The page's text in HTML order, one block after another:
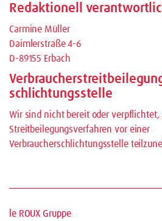
Redaktionell
Carmine Müller
Daimlerstraße 4-6
D-89155 Erbach
schlichtungs­stelle
Wir sind nicht bereit oder verpflichtet,
Streitbeilegungsverfahren vor einer
Verbraucherschlichtungsstelle
le ROUX Gruppe